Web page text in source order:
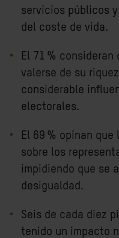
servicios públicos
del coste de vida.
El 71 %
valerse de su
considerable
electorales.
El 69 % opinan
sobre los
impidiendo que se
desigualdad.
Seis de cada diez
tenido un impacto